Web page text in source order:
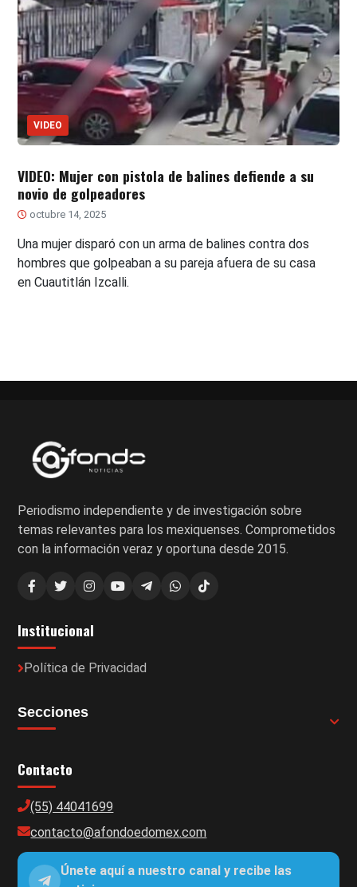
VIDEO
VIDEO: Mujer con pistola de balines defiende a su
novio de golpeadores
octubre 14, 2025
Una mujer disparó con un arma de balines contra dos
hombres que golpeaban a su pareja afuera de su casa
en Cuautitlán Izcalli.
Periodismo independiente y de investigación sobre
temas relevantes para los mexiquenses. Comprometidos
con la información veraz y oportuna desde 2015.
Institucional
Política de Privacidad
Secciones
Contacto
(55) 44041699
contacto@afondoedomex.com
Únete aquí a nuestro canal y recibe las